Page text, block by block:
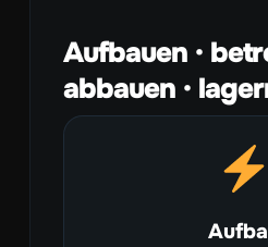
Aufbauen ·
abbauen ·